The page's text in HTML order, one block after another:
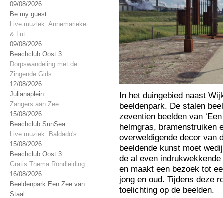
09/08/2026
Be my guest
Live muziek: Annemarieke
& Lut
09/08/2026
Beachclub Oost 3
Dorpswandeling met de
Zingende Gids
12/08/2026
Julianaplein
Zangers aan Zee
15/08/2026
Beachclub SunSea
Live muziek: Baldado's
15/08/2026
Beachclub Oost 3
Gratis Thema Rondleiding
16/08/2026
Beeldenpark Een Zee van
Staal
In het duingebied naast
beeldenpark. De stalen
zeventien beelden van
helmgras, bramenstruiken
overweldigende decor van
beeldende kunst moet
de al even
en maakt een bezoek tot
jong en oud. Tijdens deze
toelichting op de beelden.